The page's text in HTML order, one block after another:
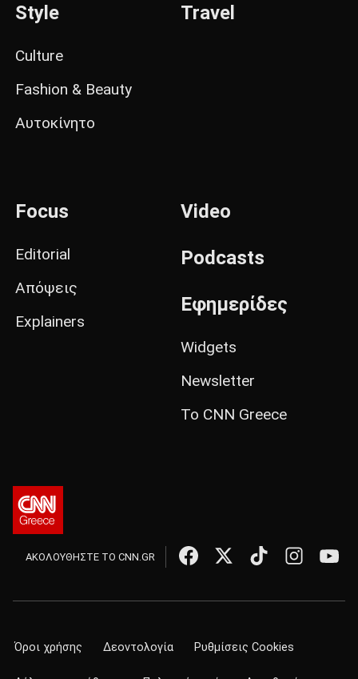
Style
Culture
Fashion & Beauty
Αυτοκίνητο
Travel
Focus
Editorial
Απόψεις
Explainers
Video
Podcasts
Εφημερίδες
Widgets
Newsletter
Το CNN Greece
ΑΚΟΛΟΥΘΗΣΤΕ ΤΟ CNN.GR
Όροι χρήσης Δεοντολογία Ρυθμίσεις Cookies